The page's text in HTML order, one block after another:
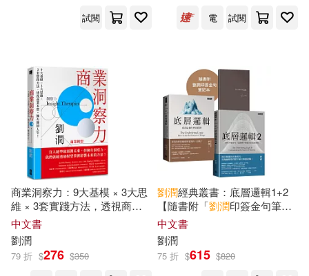
[美]路康樂（Edward J．M．Rhoad
劉春霞，劉潤潤，陳春，韓冬梅，
李靜，寧紅紅（主編）(1)
劉書潤(1) 劉永志（主編）(1)
劉潤山，韓梅，夏文嫻（編著）(1)
劉潤強(1) 劉潤強等(1)
中國文聯出版社(2)
中國經濟出版社(2)
中國計量出版社(2)
中國農業出版社(2)
中國電力出版社(2)
人民交通出版社(2)
適合平板閱讀(1)
其他 (可複選)
現在可購買商品(49)
試閱
電
試閱
商業洞察力：9大基模 × 3大思
維 × 3套實踐方法，透視商業
本質，擁有開掛人生!
中文書
劉潤
79 折 $276 $350
劉潤經典叢書：底層邏輯1+2
【隨書附「劉潤印簽金句筆記
本」】
中文書
劉潤
75 折 $615 $820